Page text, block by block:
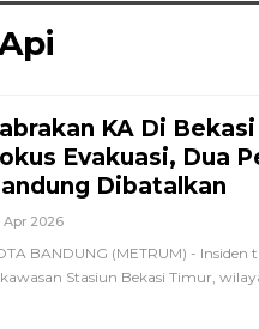
KA Di
Evakuasi, Dua
Dibatalkan
Apr 2026
BANDUNG (METRUM) - Insiden
Stasiun Bekasi Timur,